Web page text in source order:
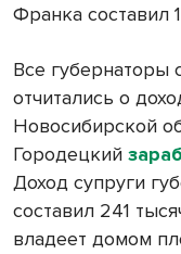
Франка составил
Все губернаторы
отчитались о
Новосибирской
Городецкий
Доход супруги
составил 241
владеет домом